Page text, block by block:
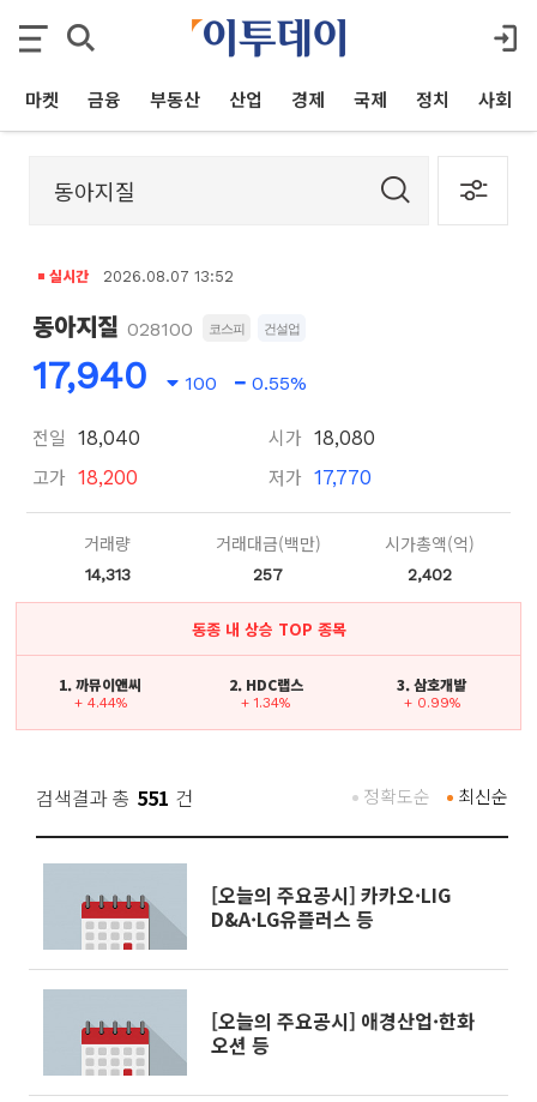
마켓 금융 부동산 산업 경제 국제 정치 사회
실시간 2026.08.07 13:52
동아지질 028100 코스피 건설업
17,940 100 0.55%
전일 18,040
고가 18,200
시가 18,080
저가 17,770
거래량
14,313
거래대금(백만)
257
시가총액(억)
2,402
동종 내 상승 TOP 종목
1. 까뮤이앤씨
+ 4.44%
2. HDC랩스
+ 1.34%
3. 삼호개발
+ 0.99%
검색결과 총 551 건 최신순
정확도순
[오늘의 주요공시] 카카오·LIG
D&A·LG유플러스 등
[오늘의 주요공시] 애경산업·한화
오션 등